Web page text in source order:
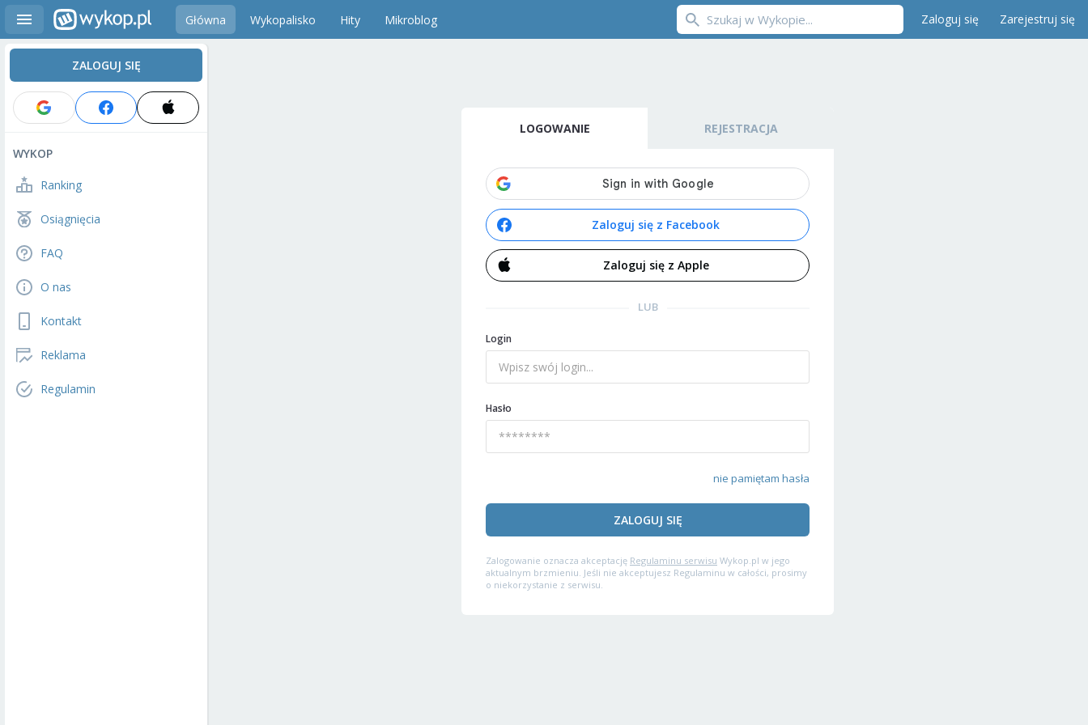
Główna Wykopalisko Hity Mikroblog Zaloguj się Zarejestruj się
ZALOGUJ SIĘ
WYKOP
Ranking
Osiągnięcia
FAQ
O nas
Kontakt
Reklama
Regulamin
LOGOWANIE REJESTRACJA
Zaloguj się z Facebook
Zaloguj się z Apple
LUB
Login
Hasło
nie pamiętam hasła
ZALOGUJ SIĘ
Zalogowanie oznacza akceptację Regulaminu serwisu Wykop.pl w jego
aktualnym brzmieniu. Jeśli nie akceptujesz Regulaminu w całości, prosimy
o niekorzystanie z serwisu.